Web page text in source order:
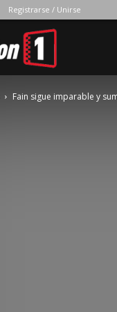
Registrarse / Unirse
Position
Fain sigue imparable y